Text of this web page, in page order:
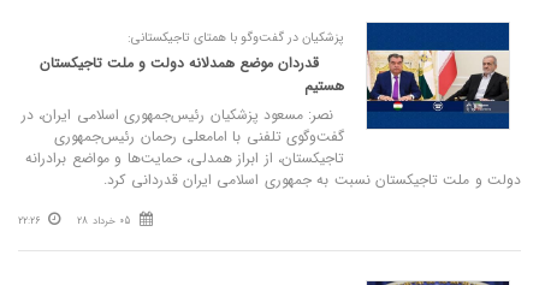
پزشکیان در گفت‌وگو با همتای تاجیکستانی:
قدردان موضع همدلانه دولت و ملت تاجیکستان
هستیم
نصر: مسعود پزشکیان رئیس‌جمهوری اسلامی ایران، در
گفت‌وگوی تلفنی با امامعلی رحمان رئیس‌جمهوری
تاجیکستان، از ابراز همدلی، حمایت‌ها و مواضع برادرانه
دولت و ملت تاجیکستان نسبت به جمهوری اسلامی ایران قدردانی کرد.
05 خرداد 28 22:26